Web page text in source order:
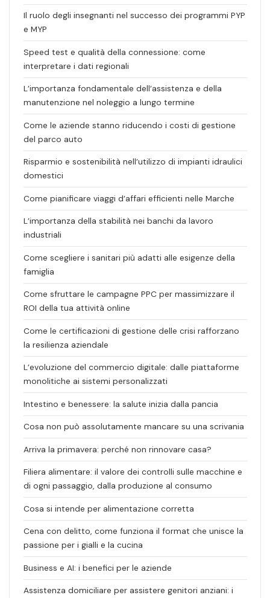
Il ruolo degli insegnanti nel successo dei programmi PYP
e MYP
Speed test e qualità della connessione: come
interpretare i dati regionali
L’importanza fondamentale dell’assistenza e della
manutenzione nel noleggio a lungo termine
Come le aziende stanno riducendo i costi di gestione
del parco auto
Risparmio e sostenibilità nell’utilizzo di impianti idraulici
domestici
Come pianificare viaggi d’affari efficienti nelle Marche
L’importanza della stabilità nei banchi da lavoro
industriali
Come scegliere i sanitari più adatti alle esigenze della
famiglia
Come sfruttare le campagne PPC per massimizzare il
ROI della tua attività online
Come le certificazioni di gestione delle crisi rafforzano
la resilienza aziendale
L’evoluzione del commercio digitale: dalle piattaforme
monolitiche ai sistemi personalizzati
Intestino e benessere: la salute inizia dalla pancia
Cosa non può assolutamente mancare su una scrivania
Arriva la primavera: perché non rinnovare casa?
Filiera alimentare: il valore dei controlli sulle macchine e
di ogni passaggio, dalla produzione al consumo
Cosa si intende per alimentazione corretta
Cena con delitto, come funziona il format che unisce la
passione per i gialli e la cucina
Business e AI: i benefici per le aziende
Assistenza domiciliare per assistere genitori anziani: i